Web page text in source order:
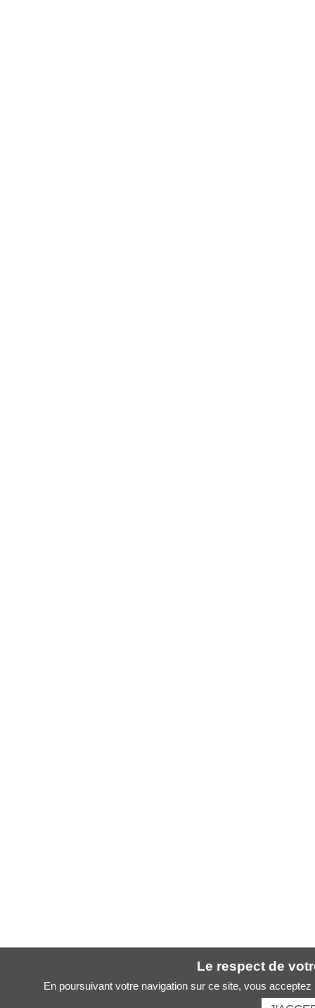
Le respect de
En poursuivant votre navigation sur ce site, vous